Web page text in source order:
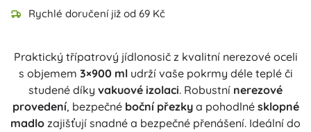
Rychlé doručení již od 69 Kč
Praktický třípatrový jídlonosič z kvalitní nerezové oceli
s objemem 3×900 mludrží vaše pokrmy déle teplé či
studené díky vakuové izolaci. Robustní nerezové
provedení, bezpečné boční přezkya pohodlné sklopné
madlo zajišťují snadné a bezpečné přenášení. Ideální do